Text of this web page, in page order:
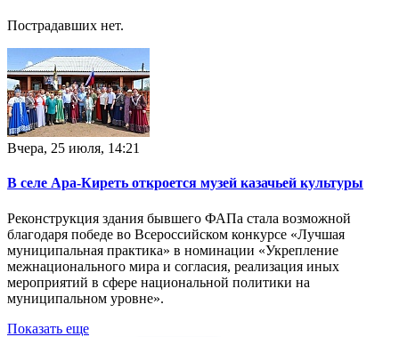
Пострадавших нет.
Вчера, 25 июля, 14:21
В селе Ара-Киреть откроется музей казачьей культуры
Реконструкция здания бывшего ФАПа стала возможной
благодаря победе во Всероссийском конкурсе «Лучшая
муниципальная практика» в номинации «Укрепление
межнационального мира и согласия, реализация иных
мероприятий в сфере национальной политики на
муниципальном уровне».
Показать еще